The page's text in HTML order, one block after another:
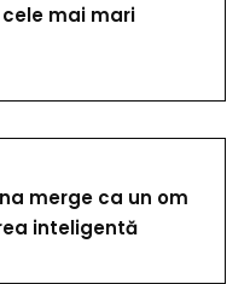
mai mari
merge ca un om
inteligentă